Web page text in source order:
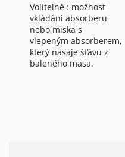
Volitelně : možnost
vkládání absorberu
nebo miska s
vlepeným absorberem,
který nasaje šťávu z
baleného masa.